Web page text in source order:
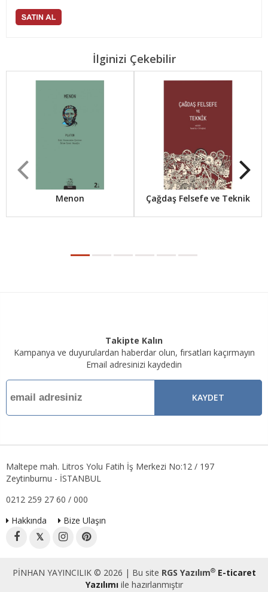
İlginizi Çekebilir
Menon Çağdaş Felsefe ve Teknik
Takipte Kalın
Kampanya ve duyurulardan haberdar olun, fırsatları kaçırmayın
Email adresinizi kaydedin
KAYDET
Maltepe mah. Litros Yolu Fatih İş Merkezi No:12 / 197
Zeytinburnu - İSTANBUL
0212 259 27 60 / 000
Hakkında
Bize Ulaşın
𝕏
PİNHAN YAYINCILIK © 2026 | Bu site RGS Yazılım® E-ticaret
Yazılımıile hazırlanmıştır